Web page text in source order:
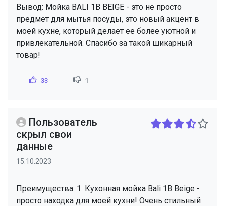
Вывод: Мойка BALI 1B BEIGE - это не просто
предмет для мытья посуды, это новый акцент в
моей кухне, который делает ее более уютной и
привлекательной. Спасибо за такой шикарный
товар!
33 1
Пользователь
скрыл свои
данные
15.10.2023
Преимущества: 1. Кухонная мойка Bali 1B Beige -
просто находка для моей кухни! Очень стильный